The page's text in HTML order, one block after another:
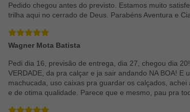
Pedido chegou antes do previsto. Estamos muito
trilha aqui no cerrado de Deus. Parabéns Aventura e
Wagner Mota Batista
Pedi dia 16, previsão de entrega, dia 27, chegou dia
VERDADE, da pra calçar e ja sair andando NA BOA!
machucada, uso caixas pra guardar os calçados,
e de otima qualidade. Parece que e mesmo, pau pra